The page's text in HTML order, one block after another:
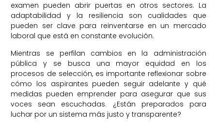
examen pueden abrir puertas en otros sectores. La
adaptabilidad y la resiliencia son cualidades que
pueden ser clave para reinventarse en un mercado
laboral que está en constante evolución.
Mientras se perfilan cambios en la administración
pública y se busca una mayor equidad en los
procesos de selección, es importante reflexionar sobre
cómo los aspirantes pueden seguir adelante y qué
medidas pueden emprender para asegurar que sus
voces sean escuchadas. ¿Están preparados para
luchar por un sistema más justo y transparente?